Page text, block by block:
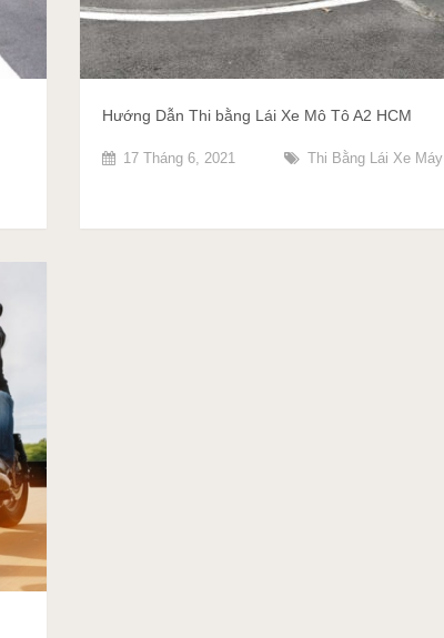
Hướng Dẫn Thi bằng Lái Xe Mô Tô A2 HCM
17 Tháng 6, 2021 Thi Bằng Lái Xe Máy